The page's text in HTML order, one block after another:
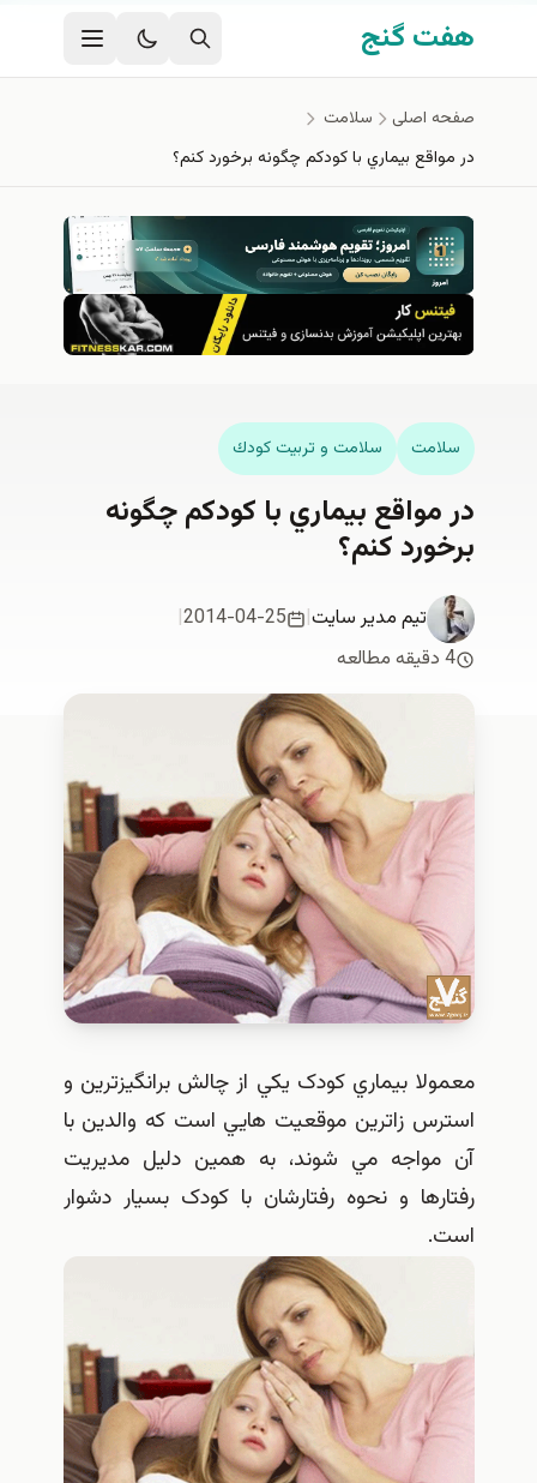
رفتن به محتوای اصلی
هفت گنج
صفحه اصلی
سلامت
در مواقع بيماري با كودكم چگونه برخورد كنم؟
سلامت سلامت و تربيت كودك
در مواقع بيماري با كودكم چگونه
برخورد كنم؟
تیم مدیر سایت|
2014-04-25
|
4 دقیقه مطالعه
معمولا بيماري کودک يکي از چالش برانگيزترين و
استرس زاترين موقعيت هايي است که والدين با
آن مواجه مي شوند، به همين دليل مديريت
رفتارها و نحوه رفتارشان با کودک بسيار دشوار
است.